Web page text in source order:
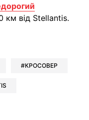
км від Stellantis.
у Viber
у Whatsapp
у Messenger
у LinkedIn
КРОСОВЕР
у Google news
у Viber
у LinkedIn